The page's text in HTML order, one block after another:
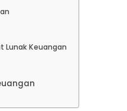
Lunak Keuangan